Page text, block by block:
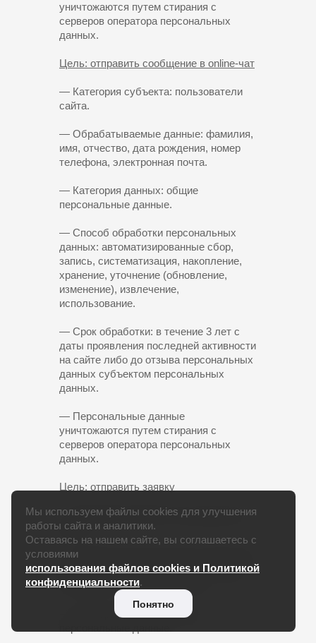
уничтожаются путем стирания с
серверов оператора персональных
данных.
Цель: отправить сообщение в online-чат
— Категория субъекта: пользователи
сайта.
— Обрабатываемые данные: фамилия,
имя, отчество, дата рождения, номер
телефона, электронная почта.
— Категория данных: общие
персональные данные.
— Способ обработки персональных
данных: автоматизированные сбор,
запись, систематизация, накопление,
хранение, уточнение (обновление,
изменение), извлечение,
использование.
— Срок обработки: в течение 3 лет с
даты проявления последней активности
на сайте либо до отзыва персональных
данных субъектом персональных
данных.
— Персональные данные
уничтожаются путем стирания с
серверов оператора персональных
данных.
Цель: отправить заявку
— Категория субъекта: пользователи
сайта.
— Обрабатываемые данные: фамилия,
имя, отчество, дата рождения, номер
телефона, электронная почта.
— Категория данных: общие
Мы используем файлы cookies для улучшения
работы сайта и аналитики.
Оставаясь на нашем сайте, вы соглашаетесь с
условиями
использования файлов cookies и Политикой
конфиденциальности.
Понятно